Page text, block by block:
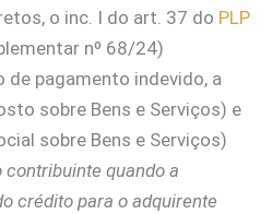
o inc. I do art. 37 do PLP
nº 68/24)
de pagamento indevido, a
sobre Bens e Serviços) e
sobre Bens e Serviços)
quando a
crédito para o adquirente